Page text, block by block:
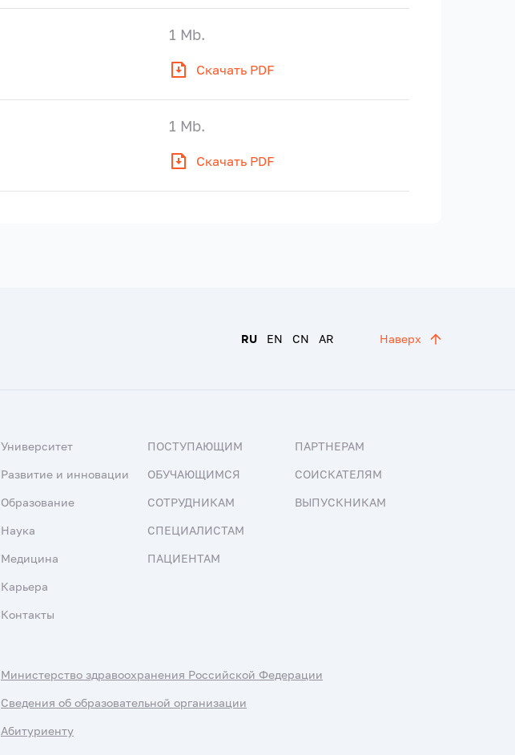
Скачать PDF
1 Mb.
Скачать PDF
1 Mb.
RU EN CN AR Наверх
Университет
Развитие и инновации
Образование
Наука
Медицина
Карьера
Контакты
ПОСТУПАЮЩИМ
ОБУЧАЮЩИМСЯ
СОТРУДНИКАМ
СПЕЦИАЛИСТАМ
ПАЦИЕНТАМ
ПАРТНЕРАМ
СОИСКАТЕЛЯМ
ВЫПУСКНИКАМ
Министерство здравоохранения Российской Федерации
Сведения об образовательной организации
Абитуриенту